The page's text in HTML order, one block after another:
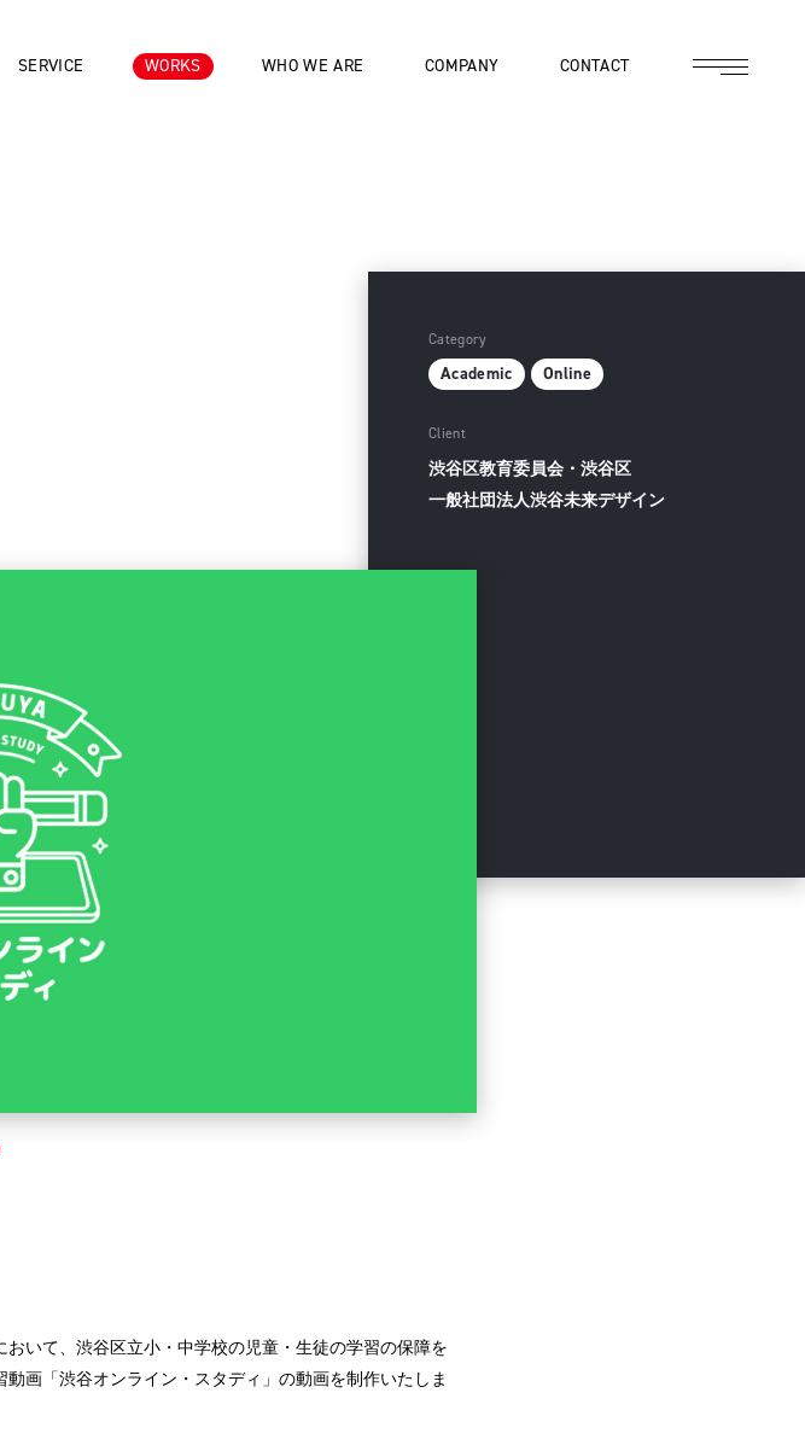
SERVICE WORKS WHO WE ARE COMPANY CONTACT
Category
Academic Online
Client
渋谷区教育委員会・渋谷区
一般社団法人渋谷未来デザイン
いて、渋谷区立小・中学校の児童・生徒の学習の保障を
画「渋谷オンライン・スタディ」の動画を制作いたしま